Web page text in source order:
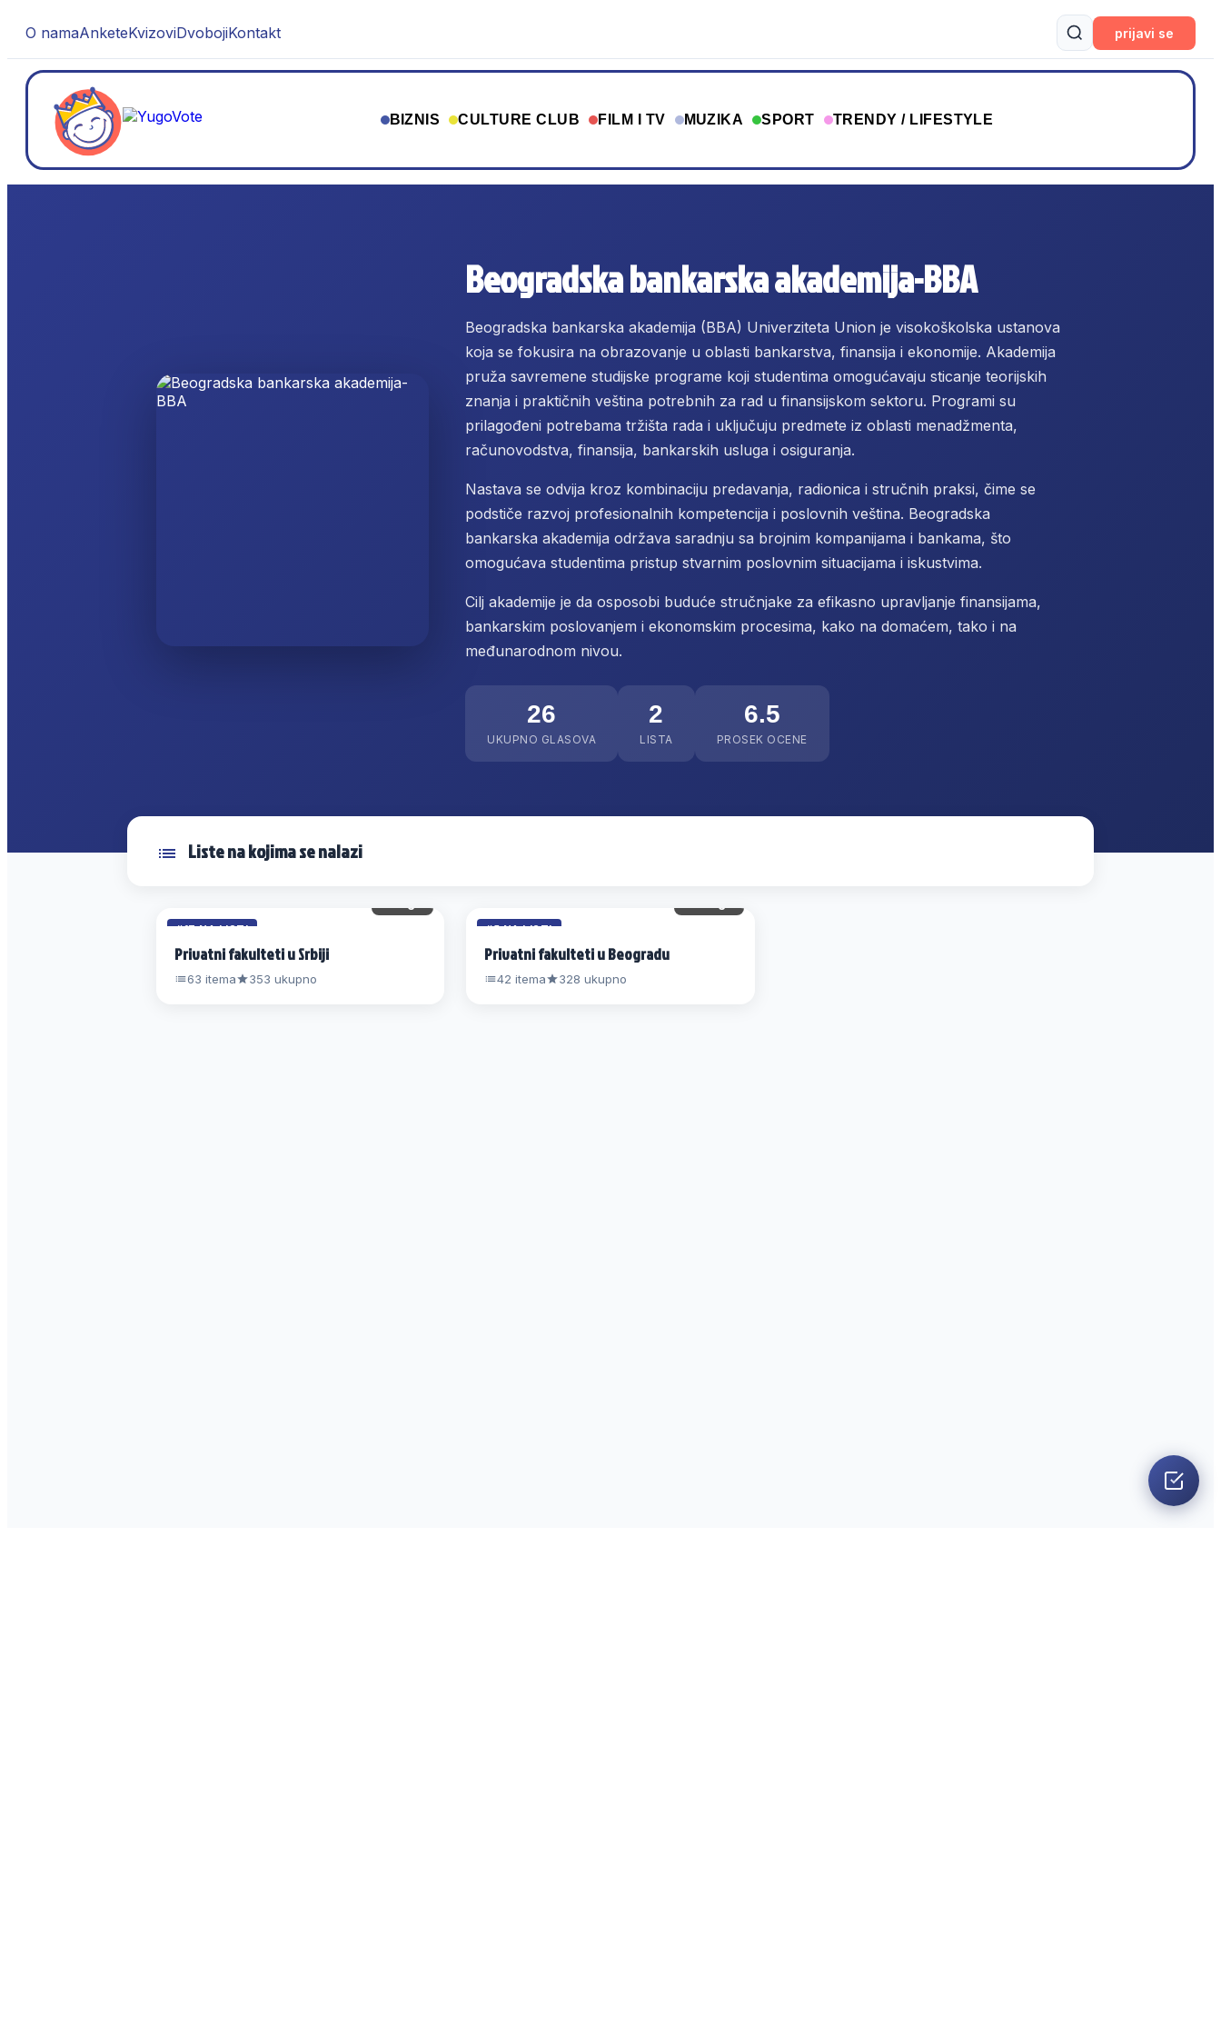
O namaAnketeKvizoviDvobojiKontakt prijavi se
BIZNIS CULTURE CLUB FILM I TV MUZIKA SPORT TRENDY / LIFESTYLE
Beogradska bankarska akademija-BBA
Beogradska bankarska akademija (BBA) Univerziteta Union je visokoškolska ustanova
koja se fokusira na obrazovanje u oblasti bankarstva, finansija i ekonomije. Akademija
pruža savremene studijske programe koji studentima omogućavaju sticanje teorijskih
znanja i praktičnih veština potrebnih za rad u finansijskom sektoru. Programi su
prilagođeni potrebama tržišta rada i uključuju predmete iz oblasti menadžmenta,
računovodstva, finansija, bankarskih usluga i osiguranja.
Nastava se odvija kroz kombinaciju predavanja, radionica i stručnih praksi, čime se
podstiče razvoj profesionalnih kompetencija i poslovnih veština. Beogradska
bankarska akademija održava saradnju sa brojnim kompanijama i bankama, što
omogućava studentima pristup stvarnim poslovnim situacijama i iskustvima.
Cilj akademije je da osposobi buduće stručnjake za efikasno upravljanje finansijama,
bankarskim poslovanjem i ekonomskim procesima, kako na domaćem, tako i na
međunarodnom nivou.
26
UKUPNO GLASOVA
2
LISTA
6.5
PROSEK OCENE
Liste na kojima se nalazi
#17 NA LISTI
Privatni fakulteti u Srbiji
63 itema 353 ukupno
#5 NA LISTI
Privatni fakulteti u Beogradu
42 itema 328 ukupno